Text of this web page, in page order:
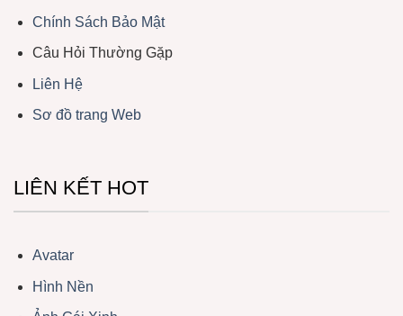
Chính Sách Bảo Mật
Câu Hỏi Thường Gặp
Liên Hệ
Sơ đồ trang Web
LIÊN KẾT HOT
Avatar
Hình Nền